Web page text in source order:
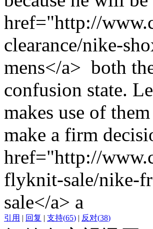
href="http://
clearance/nike-
mens</a> both
confusion state.
makes use of
make a firm
href="http://
flyknit-sale/nike-
sale</a> a
引用 | 回复 | 支持(65) | 反对(38)